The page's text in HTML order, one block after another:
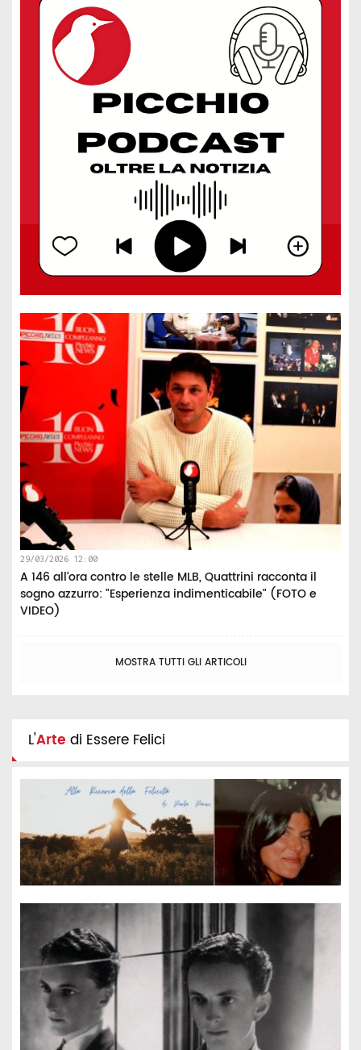
29/03/2026 12:00
A 146 all’ora contro le stelle MLB, Quattrini racconta il
sogno azzurro: "Esperienza indimenticabile" (FOTO e
VIDEO)
MOSTRA TUTTI GLI ARTICOLI
L'Arte di Essere Felici